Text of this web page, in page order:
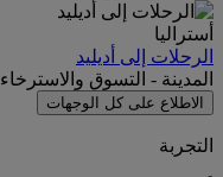
أستراليا
الرحلات إلى أديليد
المدينة - التسوق والاسترخاء
الاطلاع على كل الوجهات
التجربة